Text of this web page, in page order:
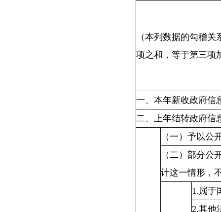
（本列数据的勾稽
项之和，等于第三项
一、本年新收政府信
二、上年结转政府信
（一）予以公
（二）部分公
计这一情形，
1.属于
2.其他